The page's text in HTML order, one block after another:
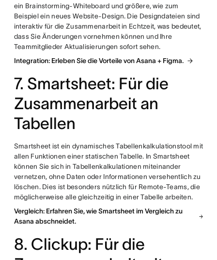
ein Brainstorming-Whiteboard und größere, wie zum
Beispiel ein neues Website-Design. Die Designdateien sind
interaktiv für die Zusammenarbeit in Echtzeit, was bedeutet,
dass Sie Änderungen vornehmen können und Ihre
Teammitglieder Aktualisierungen sofort sehen.
Integration: Erleben Sie die Vorteile von Asana + Figma.
7. Smartsheet: Für die
Zusammenarbeit an
Tabellen
Smartsheet ist ein dynamisches Tabellenkalkulationstool mit
allen Funktionen einer statischen Tabelle. In Smartsheet
können Sie sich in Tabellenkalkulationen miteinander
vernetzen, ohne Daten oder Informationen versehentlich zu
löschen. Dies ist besonders nützlich für Remote-Teams, die
möglicherweise alle gleichzeitig in einer Tabelle arbeiten.
Vergleich: Erfahren Sie, wie Smartsheet im Vergleich zu
Asana abschneidet.
8. Clickup: Für die